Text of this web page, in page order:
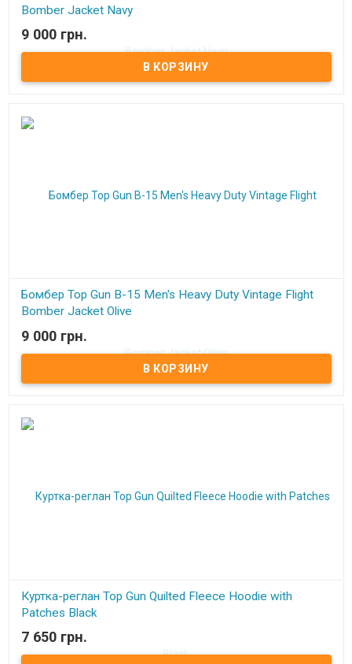
Bomber Jacket Navy
В наличии
9 000 грн.
Бомбер Top Gun B-15 Men's Heavy Duty Vintage Flight
Bomber Jacket Olive
В наличии
9 000 грн.
Куртка-реглан Top Gun Quilted Fleece Hoodie with
Patches Black
В наличии
7 650 грн.